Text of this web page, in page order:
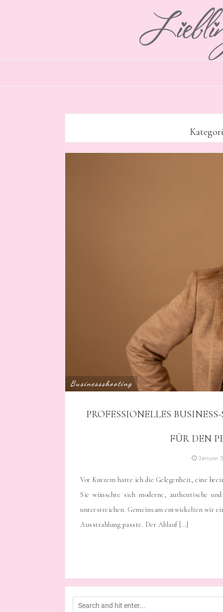
Businessshooting
PROFESSIONELLES
FÜR DEN
Januar
Vor Kurzem hatte ich die Gelegenheit, eine
Sie wünschte sich moderne, authentische
unterstreichen. Gemeinsam entwickelten wir
Ausstrahlung passte. Der Ablauf […]